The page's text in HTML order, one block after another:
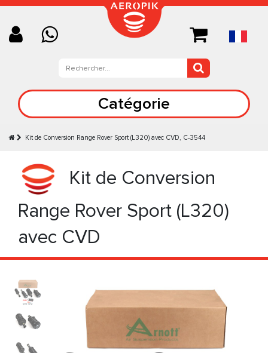
Catégorie
Kit de Conversion Range Rover Sport (L320) avec CVD, C-3544
Kit de Conversion
Range Rover Sport (L320)
avec CVD